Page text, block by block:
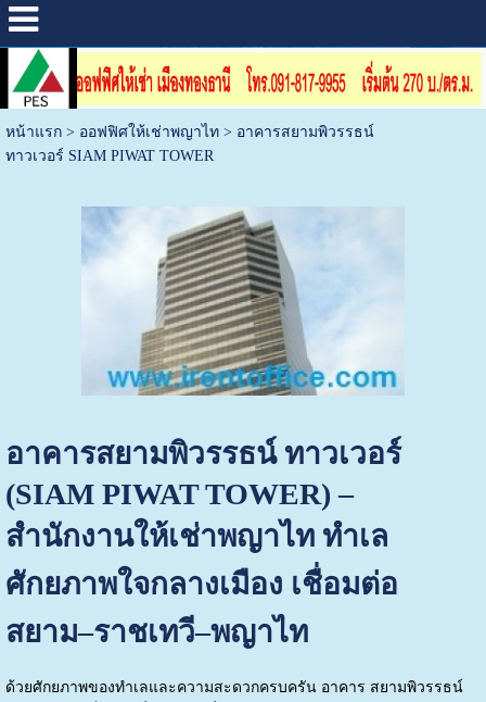
หน้าแรก> ออฟฟิศให้เช่าพญาไท> อาคารสยามพิวรรธน์
ทาวเวอร์ SIAM PIWAT TOWER
อาคารสยามพิวรรธน์ ทาวเวอร์
(SIAM PIWAT TOWER) –
สำนักงานให้เช่าพญาไท ทำเล
ศักยภาพใจกลางเมือง เชื่อมต่อ
สยาม–ราชเทวี–พญาไท
ด้วยศักยภาพของทำเลและความสะดวกครบครัน อาคาร สยามพิวรรธน์